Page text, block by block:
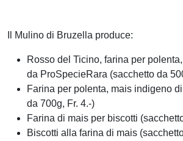
Il Mulino di Bruzella produce:
Rosso del Ticino, farina per
da ProSpecieRara (sacchetto da
Farina per polenta, mais indigeno
da 700g, Fr. 4.-)
Farina di mais per biscotti
Biscotti alla farina di mais